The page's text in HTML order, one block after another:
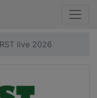
live 2026